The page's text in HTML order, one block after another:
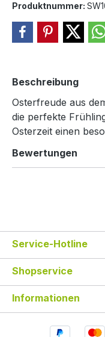
Produktnummer:
Beschreibung
Osterfreude aus
die perfekte
Osterzeit einen
Bewertungen
Service-Hotline
Shopservice
Informationen